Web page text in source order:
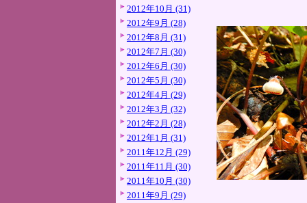
2012年10月 (31)
2012年9月 (28)
2012年8月 (31)
2012年7月 (30)
2012年6月 (30)
2012年5月 (30)
2012年4月 (29)
2012年3月 (32)
2012年2月 (28)
2012年1月 (31)
2011年12月 (29)
2011年11月 (30)
2011年10月 (30)
2011年9月 (29)